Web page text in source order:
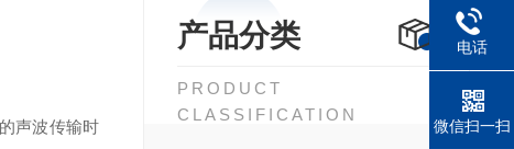
产品分类
PRODUCT
CLASSIFICATION
声波传输时
电话
微信扫一扫